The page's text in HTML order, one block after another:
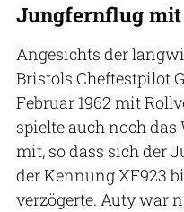
Jungfernflug mit
Angesichts der
Bristols Cheftestpilot
Februar 1962 mit
spielte auch noch
mit, so dass sich der
der Kennung XF923
verzögerte. Auty war